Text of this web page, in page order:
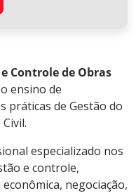
Controle de Obras
ensino de
práticas de Gestão do
especializado nos
e controle,
negociação,